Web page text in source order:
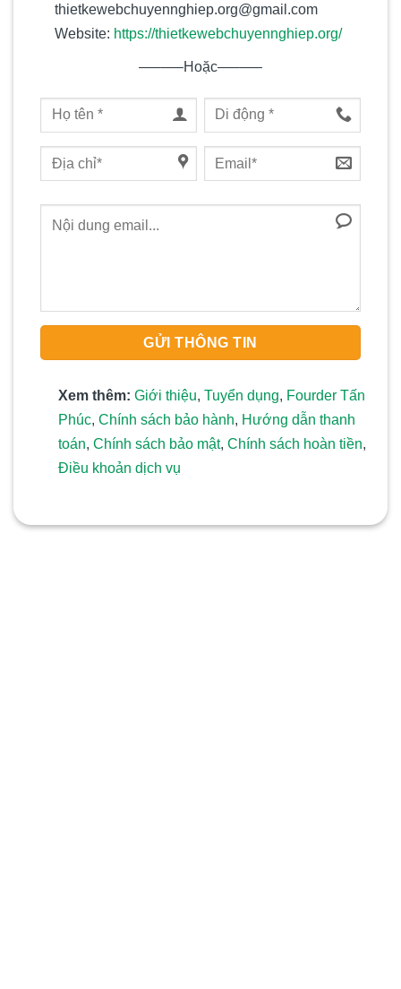
thietkewebchuyennghiep.org@gmail.com
Website: https://thietkewebchuyennghiep.org/
—–—–Hoặc—–—–
Xem thêm: Giới thiệu, Tuyển dụng, Fourder Tấn
Phúc, Chính sách bảo hành, Hướng dẫn thanh
toán, Chính sách bảo mật, Chính sách hoàn tiền,
Điều khoản dịch vụ